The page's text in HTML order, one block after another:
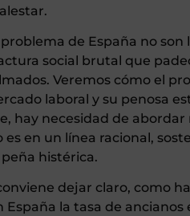
de España no
social brutal que
Veremos cómo el
laboral y su penosa
hay necesidad de
es en un línea racional,
histérica.
dejar claro, como
España la tasa de